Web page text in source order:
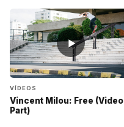
▶
VÍDEOS
Vincent Milou: Free (Video
Part)